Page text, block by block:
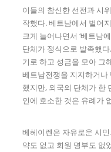
이들의 참신한 선전과 시
작했다. 베트남에서 벌어
크게 늘어나면서 ‘베트남
단체가 정식으로 발족했
기로 하고 성금을 모아 그
베트남전쟁을 지지하거
했지만, 외국의 단체가 한
인에 호소한 것은 유례가
베헤이렌은 자유로운 시
약도 없고 회원 명부도 없